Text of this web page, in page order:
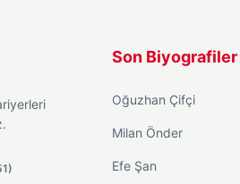
Son Biyografiler
Oğuzhan Çifçi
Milan Önder
Efe Şan